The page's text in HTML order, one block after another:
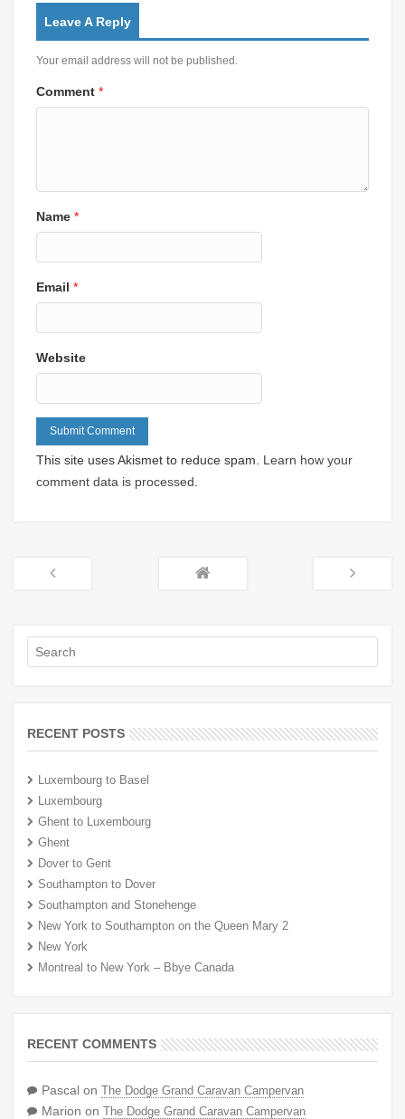
Leave A Reply
Your email address will not be published.
Comment *
Name *
Email *
Website
This site uses Akismet to reduce spam. Learn how your
comment data is processed
RECENT POSTS
Luxembourg to Basel
Luxembourg
Ghent to Luxembourg
Ghent
Dover to Gent
Southampton to Dover
Southampton and Stonehenge
New York to Southampton on the Queen Mary 2
New York
Montreal to New York – Bbye Canada
RECENT COMMENTS
Pascal on The Dodge Grand Caravan Campervan
Marion on The Dodge Grand Caravan Campervan